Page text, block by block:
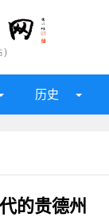
历史
的贵德州